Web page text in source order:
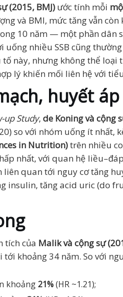
(2015, BMJ) ước tính mỗi
và BMI, mức tăng vẫn
10 năm — một phần dân
nhiều SSB cũng
này, nhưng không thể
lý khiến mối liên hệ với
huyết
up Study, de Koning và cộng
so với nhóm uống ít nhất,
in Nutrition)trên nhiều
nhất, với quan hệ
quan tới nguy cơ tăng
insulin, tăng acid uric
tích của Malik và cộng sự
tới khoảng 34 năm. So với
khoảng 21%(HR ~1.21);